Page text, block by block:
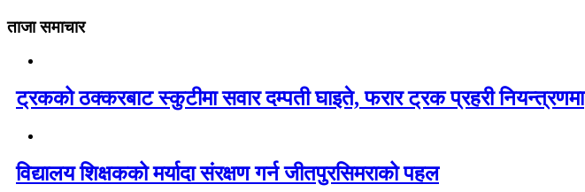
ताजा समाचार
ट्रकको ठक्करबाट स्कुटीमा सवार दम्पती घाइते, फरार ट्रक प्रहरी नियन्त्रणमा
विद्यालय शिक्षकको मर्यादा संरक्षण गर्न जीतपुरसिमराको पहल